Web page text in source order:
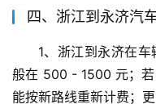
四、浙江到永济汽
1、浙江到永济在
般在 500 - 1500 元；
能按新路线重新计费；